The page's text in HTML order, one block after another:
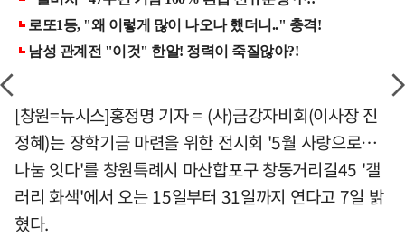
[창원=뉴시스]홍정명 기자 = (사)금강자비회(이사장 진
정혜)는 장학기금 마련을 위한 전시회 '5월 사랑으로…
나눔 잇다'를 창원특례시 마산합포구 창동거리길45 '갤
러리 화색'에서 오는 15일부터 31일까지 연다고 7일 밝
혔다.